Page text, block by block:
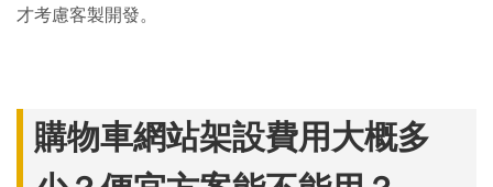
才考慮客製開發。
購物車網站架設費用大概多